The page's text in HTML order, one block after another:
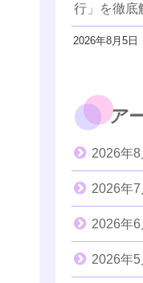
行」を徹底
2026年8月5日
ア
2026年8
2026年7
2026年6
2026年5